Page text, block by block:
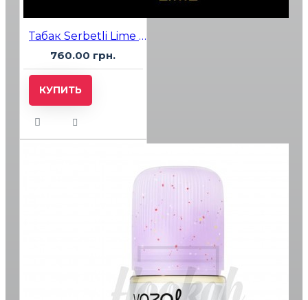
Табак Serbetli Lime (Лайм) 500гр
760.00 грн.
КУПИТЬ